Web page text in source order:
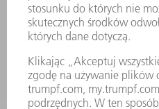
ZASTOSOWANIA
BRANŻE
FIRMA
OFERTY STANOWISK
PROFIL FIRMY
ZARZĄD
SPRAWOZDANIE Z DZIAŁALNOŚCI